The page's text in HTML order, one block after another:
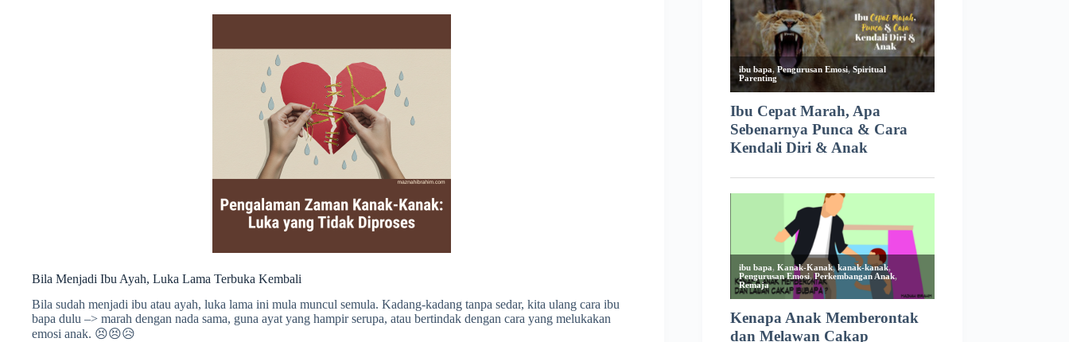
Bila Menjadi Ibu Ayah, Luka Lama Terbuka Kembali
Bila sudah menjadi ibu atau ayah, luka lama ini mula muncul semula. Kadang-kadang tanpa sedar, kita ulang cara ibu
bapa dulu –> marah dengan nada sama, guna ayat yang hampir serupa, atau bertindak dengan cara yang melukakan
emosi anak. 😣😣😥